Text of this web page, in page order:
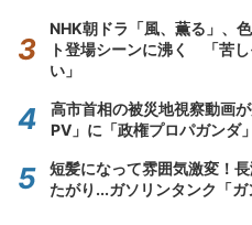
NHK朝ドラ「風、薫る」、
ト登場シーンに沸く 「苦
い」
高市首相の被災地視察動画
PV」に「政権プロパガンダ
短髪になって雰囲気激変！
たがり...ガソリンタンク「ガ